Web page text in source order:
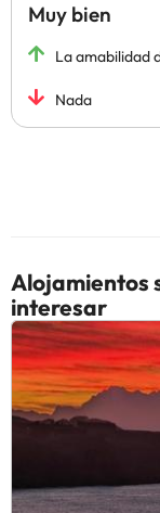
Muy bien
La amabilidad
Nada
Alojamientos
interesar